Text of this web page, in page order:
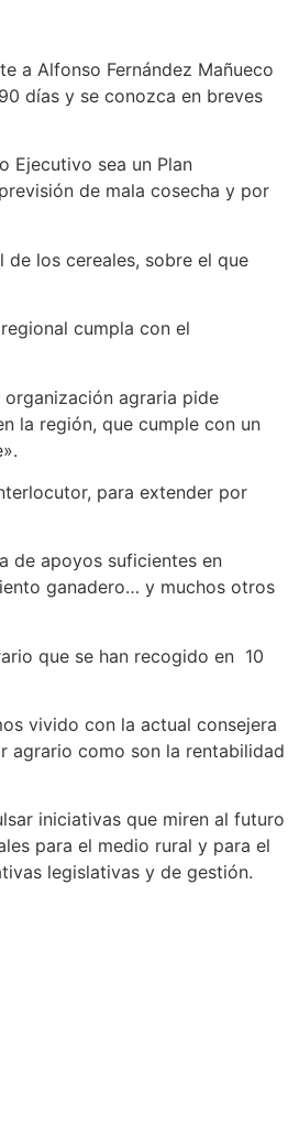
a Alfonso Fernández Mañueco
días y se conozca en breves
Ejecutivo sea un Plan
de mala cosecha y por
los cereales, sobre el que
cumpla con el
agraria pide
la región, que cumple con un
para extender por
de apoyos suficientes en
ganadero… y muchos otros
que se han recogido en 10
vivido con la actual consejera
agrario como son la rentabilidad
iniciativas que miren al futuro
para el medio rural y para el
legislativas y de gestión.